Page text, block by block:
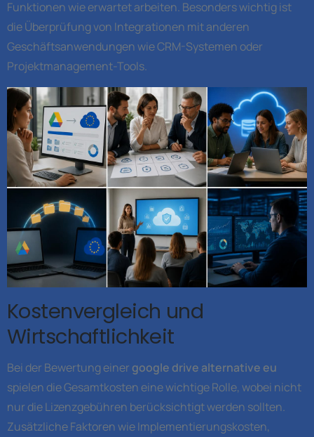
Funktionen wie erwartet arbeiten. Besonders wichtig ist
die Überprüfung von Integrationen mit anderen
Geschäftsanwendungen wie CRM-Systemen oder
Projektmanagement-Tools.
Kostenvergleich und
Wirtschaftlichkeit
Bei der Bewertung einer google drive alternative eu
spielen die Gesamtkosten eine wichtige Rolle, wobei nicht
nur die Lizenzgebühren berücksichtigt werden sollten.
Zusätzliche Faktoren wie Implementierungskosten,